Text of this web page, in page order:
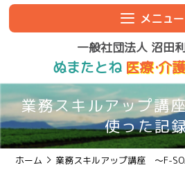
一般社団法人 沼田
ぬまたとね 医療・介
メニュー
業務スキルアップ講
使った記
ホーム 業務スキルアップ講座 ～F-